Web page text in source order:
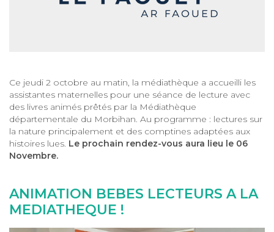
Ce jeudi 2 octobre au matin, la médiathèque a accueilli les
assistantes maternelles pour une séance de lecture avec
des livres animés prêtés par la Médiathèque
départementale du Morbihan. Au programme : lectures sur
la nature principalement et des comptines adaptées aux
histoires lues. Le prochain rendez-vous aura lieu le 06
Novembre.
ANIMATION BEBES LECTEURS A LA
MEDIATHEQUE !